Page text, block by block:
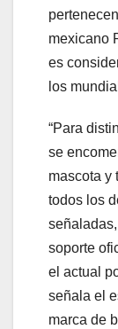
mexicano
es
los
“Para
se
mascota y
todos los
soporte
el actual
señala el
marca de